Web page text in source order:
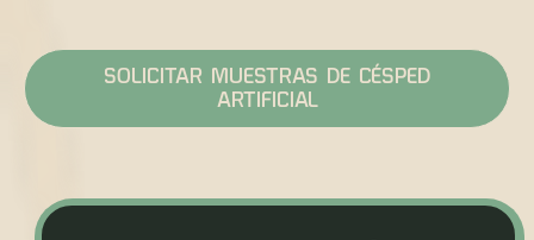
SOLICITAR MUESTRAS DE CÉSPED
ARTIFICIAL